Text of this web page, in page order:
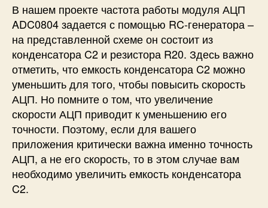
В нашем проекте частота работы модуля АЦП
ADC0804 задается с помощью RC-генератора –
на представленной схеме он состоит из
конденсатора C2 и резистора R20. Здесь важно
отметить, что емкость конденсатора C2 можно
уменьшить для того, чтобы повысить скорость
АЦП. Но помните о том, что увеличение
скорости АЦП приводит к уменьшению его
точности. Поэтому, если для вашего
приложения критически важна именно точность
АЦП, а не его скорость, то в этом случае вам
необходимо увеличить емкость конденсатора
C2.